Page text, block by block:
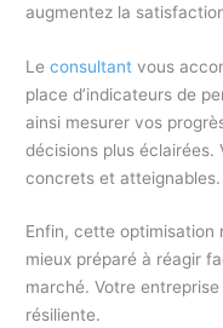
augmentez la
Leconsultant vous
place d’indicateurs de
ainsi mesurer vos
décisions plus éclairées.
concrets et atteignables.
Enfin, cette optimisation
mieux préparé à réagir
marché. Votre
résiliente.